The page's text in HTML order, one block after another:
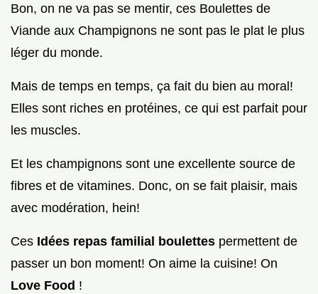
Bon, on ne va pas se mentir, ces Boulettes de
Viande aux Champignons ne sont pas le plat le plus
léger du monde.
Mais de temps en temps, ça fait du bien au moral!
Elles sont riches en protéines, ce qui est parfait pour
les muscles.
Et les champignons sont une excellente source de
fibres et de vitamines. Donc, on se fait plaisir, mais
avec modération, hein!
Ces Idées repas familial boulettes permettent de
passer un bon moment! On aime la cuisine! On
Love Food !